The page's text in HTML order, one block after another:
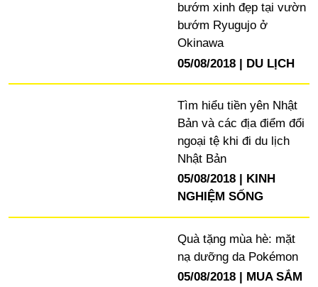
bướm xinh đẹp tại vườn
bướm Ryugujo ở
Okinawa
05/08/2018
DU LỊCH
Tìm hiểu tiền yên Nhật
Bản và các địa điểm đổi
ngoại tệ khi đi du lịch
Nhật Bản
05/08/2018
KINH
NGHIỆM SỐNG
Quà tặng mùa hè: mặt
nạ dưỡng da Pokémon
05/08/2018
MUA SẮM